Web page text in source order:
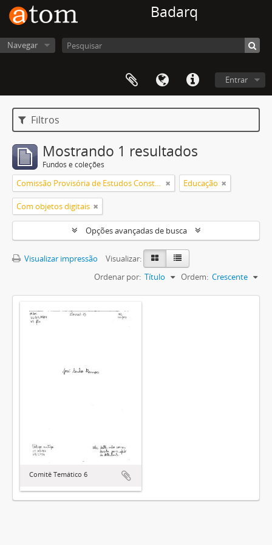
Badarq
Navegar
Entrar
Filtros
Mostrando 1 resultados
Fundos e coleções
Comissão Provisória de Estudos Constitucionais (CEC) Educação
Com objetos digitais
Opções avançadas de busca
Visualizar impressão
Visualizar:
Ordenar por: Título Ordem: Crescente
Comitê Temático 6